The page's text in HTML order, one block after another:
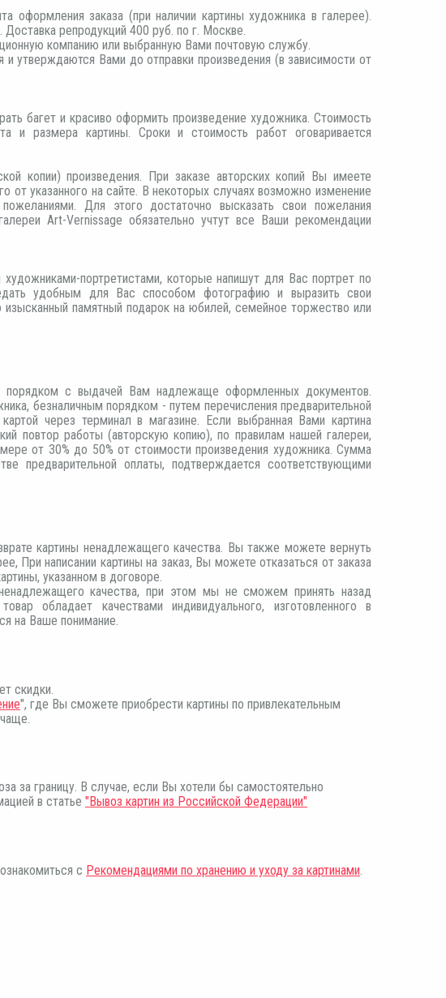
оформления заказа (при наличии картины художника в галерее).
репродукций 400 руб. по г. Москве.
компанию или выбранную Вами почтовую службу.
утверждаются Вами до отправки произведения (в зависимости от
багет и красиво оформить произведение художника. Стоимость
и размера картины. Сроки и стоимость работ оговаривается
копии) произведения. При заказе авторских копий Вы имеете
от указанного на сайте. В некоторых случаях возможно изменение
Для этого достаточно высказать свои пожелания
Art-Vernissage обязательно учтут все Ваши рекомендации
портретистами, которые напишут для Вас портрет по
удобным для Вас способом фотографию и выразить свои
памятный подарок на юбилей, семейное торжество или
порядком с выдачей Вам надлежаще оформленных документов.
безналичным порядком - путем перечисления предварительной
через терминал в магазине. Если выбранная Вами картина
повтор работы (авторскую копию), по правилам нашей галереи,
от 30% до 50% от стоимости произведения художника. Сумма
предварительной оплаты, подтверждается соответствующими
картины ненадлежащего качества. Вы также можете вернуть
При написании картины на заказ, Вы можете отказаться от заказа
указанном в договоре.
качества, при этом мы не сможем принять назад
обладает качествами индивидуального, изготовленного в
на Ваше понимание.
скидки.
", где Вы сможете приобрести картины по привлекательным
за границу. В случае, если Вы хотели бы самостоятельно
в статье "Вывоз картин из Российской Федерации"
с Рекомендациями по хранению и уходу за картинами.